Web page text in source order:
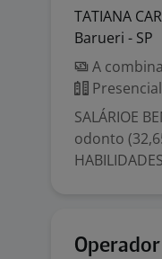
TATIANA
Barueri - SP
A
Presencial
SALÁRIOE
odonto